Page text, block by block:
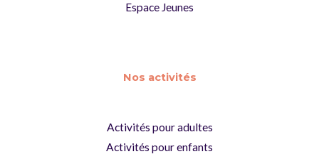
Espace Jeunes
Nos activités
Activités pour adultes
Activités pour enfants